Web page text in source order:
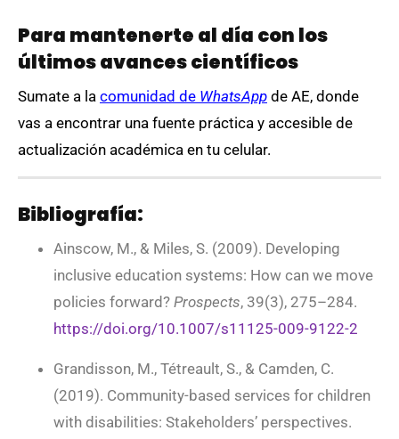
Para mantenerte al día con los
últimos avances científicos
Sumate a la comunidad de WhatsApp de AE, donde
vas a encontrar una fuente práctica y accesible de
actualización académica en tu celular.
Bibliografía:
Ainscow, M., & Miles, S. (2009). Developing
inclusive education systems: How can we move
policies forward? Prospects, 39(3), 275–284.
https://doi.org/10.1007/s11125-009-9122-2
Grandisson, M., Tétreault, S., & Camden, C.
(2019). Community-based services for children
with disabilities: Stakeholders’ perspectives.